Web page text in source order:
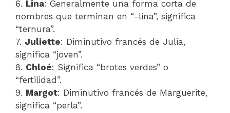
6. Lina: Generalmente una forma corta de
nombres que terminan en “-lina”, significa
“ternura”.
7. Juliette: Diminutivo francés de Julia,
significa “joven”.
8. Chloé: Significa “brotes verdes” o
“fertilidad”.
9. Margot: Diminutivo francés de Marguerite,
significa “perla”.